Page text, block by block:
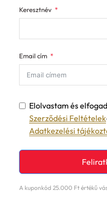
Szerződési Feltételek
Adatkezelési
A kuponkód 25.000 Ft értékű